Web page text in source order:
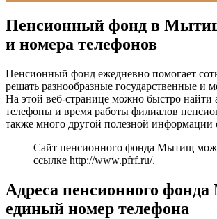
Пенсионный фонд в
и номера телефонов
Пенсионный фонд ежедневно помогает
решать разнообразные государственные и
На этой веб-странице можно быстро найти
телефоны и время работы филиалов
также много другой полезной информации
Сайт пенсионного фонда Мытищ
ссылке http://www.pfrf.ru/.
Адреса пенсионного
единый номер телефона